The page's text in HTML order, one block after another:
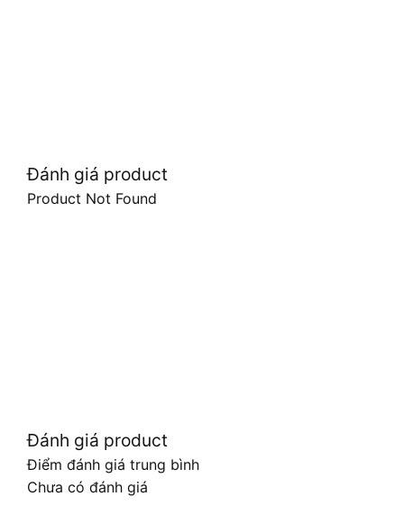
Đánh giá product
Product Not Found
Đánh giá product
Điểm đánh giá trung bình
Chưa có đánh giá